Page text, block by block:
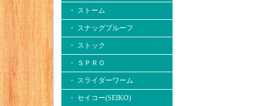
・ ストーム
・ スナッグプルーフ
・ ストック
・ ＳＰＲＯ
・ スライダーワーム
・ セイコー(SEIKO)